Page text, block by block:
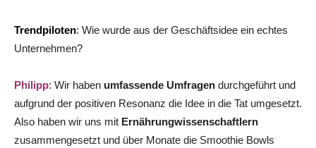
Trendpiloten: Wie wurde aus der Geschäftsidee ein echtes
Unternehmen?
Philipp: Wir haben umfassende Umfragen durchgeführt und
aufgrund der positiven Resonanz die Idee in die Tat umgesetzt.
Also haben wir uns mit Ernährungwissenschaftlern
zusammengesetzt und über Monate die Smoothie Bowls